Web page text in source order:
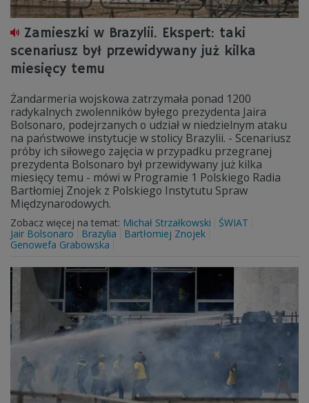
Zamieszki w Brazylii. Ekspert: taki
scenariusz był przewidywany już kilka
miesięcy temu
Żandarmeria wojskowa zatrzymała ponad 1200
radykalnych zwolenników byłego prezydenta Jaira
Bolsonaro, podejrzanych o udział w niedzielnym ataku
na państwowe instytucje w stolicy Brazylii. - Scenariusz
próby ich siłowego zajęcia w przypadku przegranej
prezydenta Bolsonaro był przewidywany już kilka
miesięcy temu - mówi w Programie 1 Polskiego Radia
Bartłomiej Znojek z Polskiego Instytutu Spraw
Międzynarodowych.
Zobacz więcej na temat: Michał Strzałkowski
ŚWIAT
Jair Bolsonaro
Brazylia
Bartłomiej Znojek
Genowefa Grabowska